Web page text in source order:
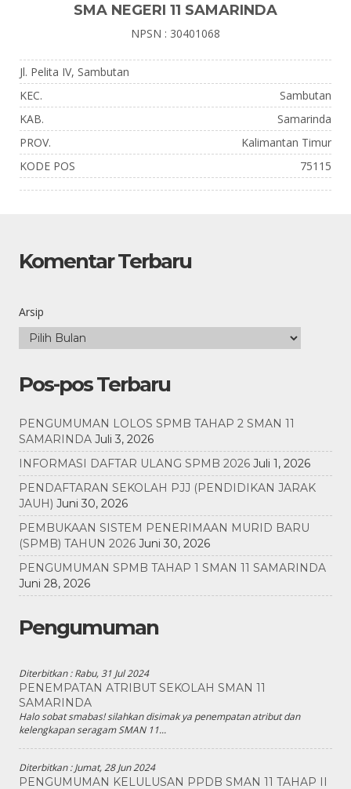
SMA NEGERI 11 SAMARINDA
NPSN : 30401068
Jl. Pelita IV, Sambutan
KEC.
Sambutan
KAB.
Samarinda
PROV.
Kalimantan Timur
KODE POS
75115
Komentar Terbaru
Arsip
Pos-pos Terbaru
PENGUMUMAN LOLOS SPMB TAHAP 2 SMAN 11
SAMARINDA Juli 3, 2026
INFORMASI DAFTAR ULANG SPMB 2026 Juli 1, 2026
PENDAFTARAN SEKOLAH PJJ (PENDIDIKAN JARAK
JAUH) Juni 30, 2026
PEMBUKAAN SISTEM PENERIMAAN MURID BARU
(SPMB) TAHUN 2026 Juni 30, 2026
PENGUMUMAN SPMB TAHAP 1 SMAN 11 SAMARINDA
Juni 28, 2026
Pengumuman
Diterbitkan :Rabu, 31 Jul 2024
PENEMPATAN ATRIBUT SEKOLAH SMAN 11
SAMARINDA
Halo sobat smabas! silahkan disimak ya penempatan atribut dan
kelengkapan seragam SMAN 11...
Diterbitkan :Jumat, 28 Jun 2024
PENGUMUMAN KELULUSAN PPDB SMAN 11 TAHAP II